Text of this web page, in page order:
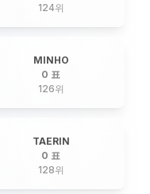
124위
MINHO
0 표
126위
TAERIN
0 표
128위